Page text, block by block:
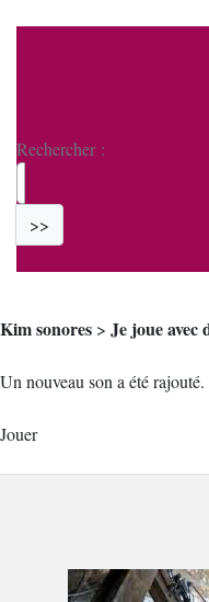
Rechercher :
>>
Kim sonores > Je joue avec
Un nouveau son a été
Jouer